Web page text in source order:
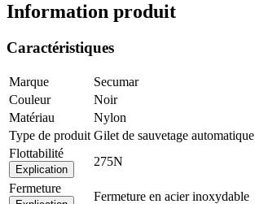
Information produit
Caractéristiques
Marque
Secumar
Couleur
Noir
Matériau
Nylon
Type de produit Gilet de sauvetage automatique
Flottabilité
Explication
275N
Fermeture
Fermeture en acier inoxydable